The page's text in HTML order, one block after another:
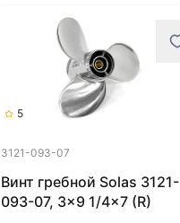
5
3121-093-07
Винт гребной Solas 3121-
093-07, 3x9 1/4x7 (R)